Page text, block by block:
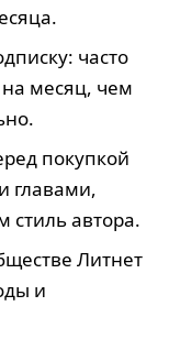
часто
месяц, чем
покупкой
главами,
стиль автора.
Литнет
и